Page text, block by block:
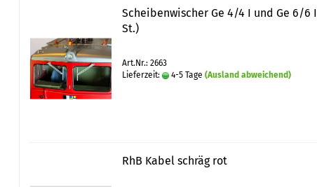
Scheibenwischer Ge 4/4 I und Ge 6/6
St.)
Art.Nr.: 2663
Lieferzeit:
4-5 Tage (Ausland abweichend)
RhB Kabel schräg rot